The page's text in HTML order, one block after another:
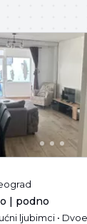
| podno